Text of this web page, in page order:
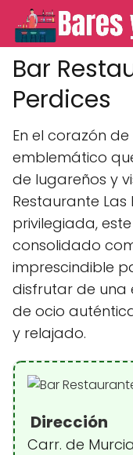
Bar
Perdices
En el corazón
emblemático
de lugareños y
Restaurante Las
privilegiada,
consolidado
imprescindible
disfrutar de una
de ocio
y relajado.
Dirección
Carr. de